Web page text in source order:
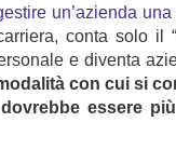
un’azienda
conta solo
e diventa
con cui si
essere